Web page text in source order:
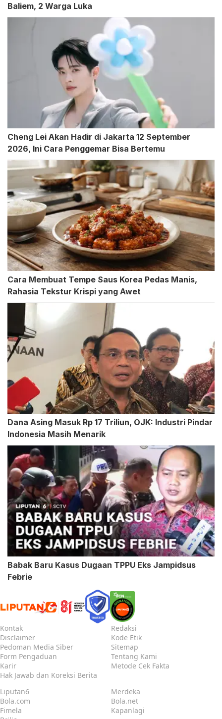
Baliem, 2 Warga Luka
Cheng Lei Akan Hadir di Jakarta 12 September
2026, Ini Cara Penggemar Bisa Bertemu
Cara Membuat Tempe Saus Korea Pedas Manis,
Rahasia Tekstur Krispi yang Awet
Dana Asing Masuk Rp 17 Triliun, OJK: Industri Pindar
Indonesia Masih Menarik
Babak Baru Kasus Dugaan TPPU Eks Jampidsus
Febrie
Kontak
Redaksi
Disclaimer
Kode Etik
Pedoman Media Siber
Sitemap
Form Pengaduan
Tentang Kami
Karir
Metode Cek Fakta
Hak Jawab dan Koreksi Berita
Liputan6
Merdeka
Bola.com
Bola.net
Fimela
Kapanlagi